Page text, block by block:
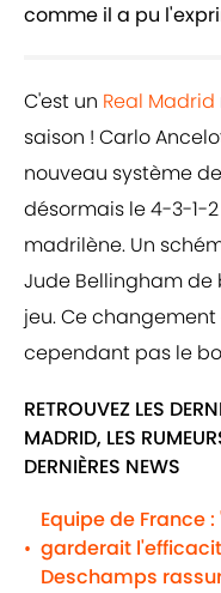
comme il a pu
C'est un Real Madrid
saison ! Carlo
nouveau système
désormais le 4-3-1-
madrilène. Un
Jude Bellingham
jeu. Ce
cependant pas le
RETROUVEZ LES
MADRID, LES
DERNIÈRES NEWS
•
Equipe de France
garderait
Deschamps